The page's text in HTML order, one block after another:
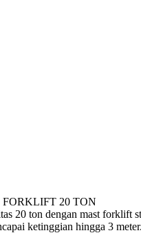
FORKLIFT 20 TON
20 ton dengan mast forklift
ketinggian hingga 3 meter.